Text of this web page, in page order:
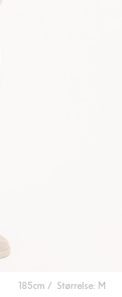
185cm / Størrelse: M